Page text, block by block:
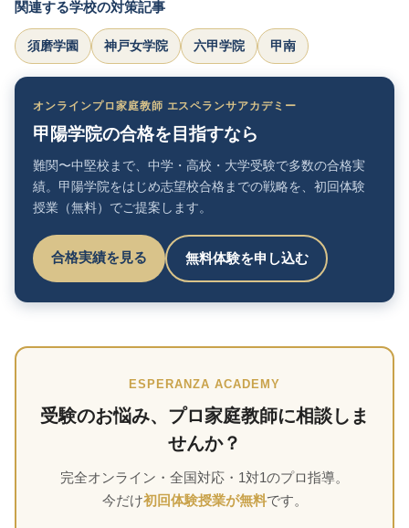
関連する学校の対策記事
須磨学園 神戸女学院 六甲学院 甲南
オンラインプロ家庭教師 エスペランサアカデミー
甲陽学院の合格を目指すなら
難関〜中堅校まで、中学・高校・大学受験で多数の合格実
績。甲陽学院をはじめ志望校合格までの戦略を、初回体験
授業（無料）でご提案します。
合格実績を見る 無料体験を申し込む
ESPERANZA ACADEMY
受験のお悩み、プロ家庭教師に相談しま
せんか？
完全オンライン・全国対応・1対1のプロ指導。
今だけ初回体験授業が無料です。